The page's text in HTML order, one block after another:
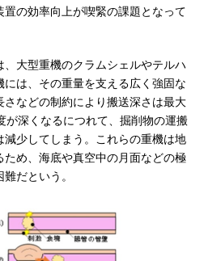
置の効率向上が喫緊の課題となって
大型重機のクラムシェルやテルハ
は、その重量を支える広く強固な
などの制約により搬送深さは最大
が深くなるにつれて、掘削物の運搬
少してしまう。これらの重機は地
ため、海底や真空中の月面などの極
だという。